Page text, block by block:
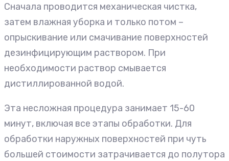
Сначала проводится механическая чистка,
затем влажная уборка и только потом –
опрыскивание или смачивание поверхностей
дезинфицирующим раствором. При
необходимости раствор смывается
дистиллированной водой.
Эта несложная процедура занимает 15-60
минут, включая все этапы обработки. Для
обработки наружных поверхностей при чуть
большей стоимости затрачивается до полутора